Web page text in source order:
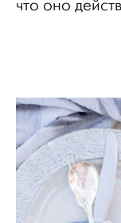
что оно